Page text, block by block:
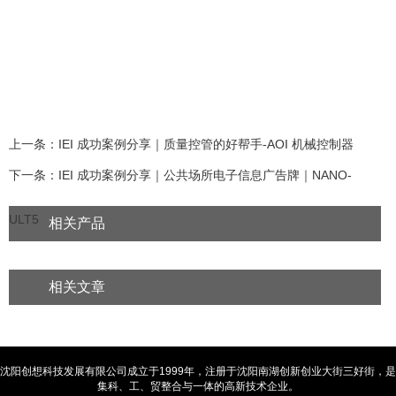
上一条：IEI 成功案例分享｜质量控管的好帮手-AOI 机械控制器
下一条：IEI 成功案例分享｜公共场所电子信息广告牌｜NANO-
ULT5 相关产品
相关文章
沈阳创想科技发展有限公司成立于1999年，注册于沈阳南湖创新创业大街三好街，是
集科、工、贸整合与一体的高新技术企业。